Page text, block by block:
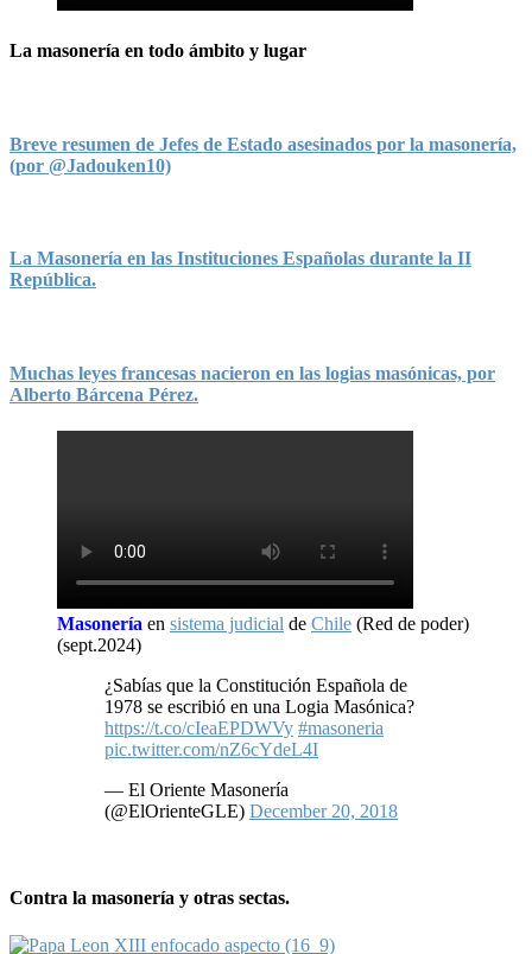
La masonería en todo ámbito y lugar
Breve resumen de Jefes de Estado asesinados por la masonería,
(por @Jadouken10)
La Masonería en las Instituciones Españolas durante la II
República.
Muchas leyes francesas nacieron en las logias masónicas, por
Alberto Bárcena Pérez.
Masonería en sistema judicial de Chile (Red de poder)
(sept.2024)
¿Sabías que la Constitución Española de
1978 se escribió en una Logia Masónica?
https://t.co/cIeaEPDWVy #masoneria
pic.twitter.com/nZ6cYdeL4I
— El Oriente Masonería
(@ElOrienteGLE) December 20, 2018
Contra la masonería y otras sectas.